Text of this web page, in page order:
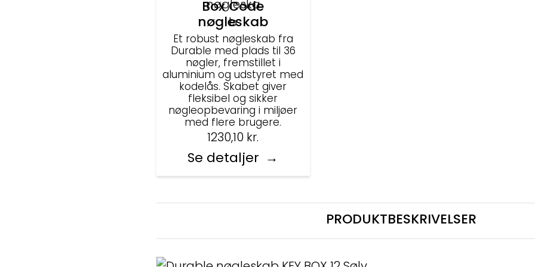
Box Code
nøgleskab
Et robust nøgleskab fra
Durable med plads til 36
nøgler, fremstillet i
aluminium og udstyret med
kodelås. Skabet giver
fleksibel og sikker
nøgleopbevaring i miljøer
med flere brugere.
1230,10 kr.
Se detaljer
PRODUKTBESKRIVELSER